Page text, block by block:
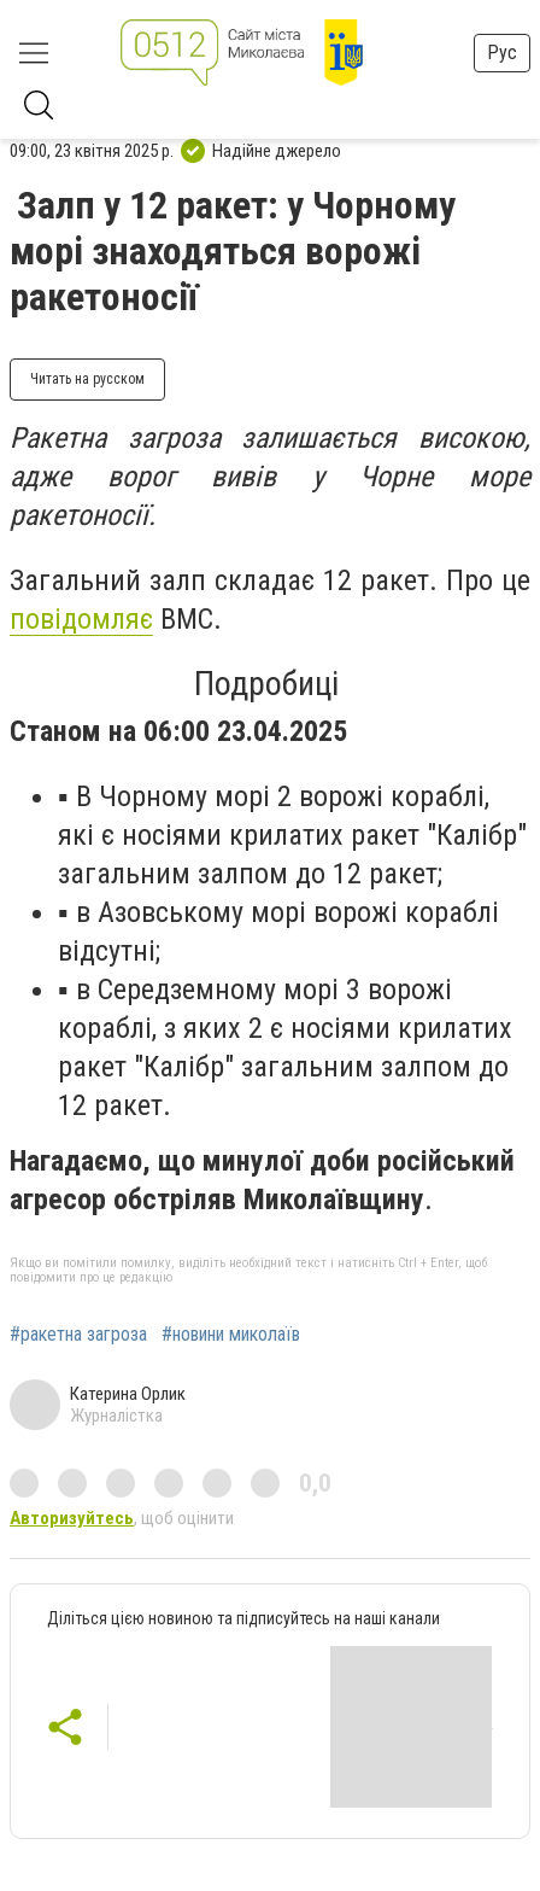
Рус
09:00, 23 квітня 2025 р. Надійне джерело
Залп у 12 ракет: у Чорному
морі знаходяться ворожі
ракетоносії
Читать на русском
Ракетна загроза залишається високою,
адже ворог вивів у Чорне море
ракетоносії.
Загальний залп складає 12 ракет. Про це
повідомляє ВМС.
Подробиці
Станом на 06:00 23.04.2025
▪ В Чорному морі 2 ворожі кораблі,
які є носіями крилатих ракет "Калібр"
загальним залпом до 12 ракет;
▪ в Азовському морі ворожі кораблі
відсутні;
▪ в Середземному морі 3 ворожі
кораблі, з яких 2 є носіями крилатих
ракет "Калібр" загальним залпом до
12 ракет.
Нагадаємо, що минулої доби російський
агресор обстріляв Миколаївщину.
Якщо ви помітили помилку, виділіть необхідний текст і натисніть Ctrl + Enter, щоб
повідомити про це редакцію
#ракетна загроза #новини миколаїв
Катерина Орлик
Журналістка
0,0
Авторизуйтесь, щоб оцінити
Діліться цією новиною та підписуйтесь на наші канали